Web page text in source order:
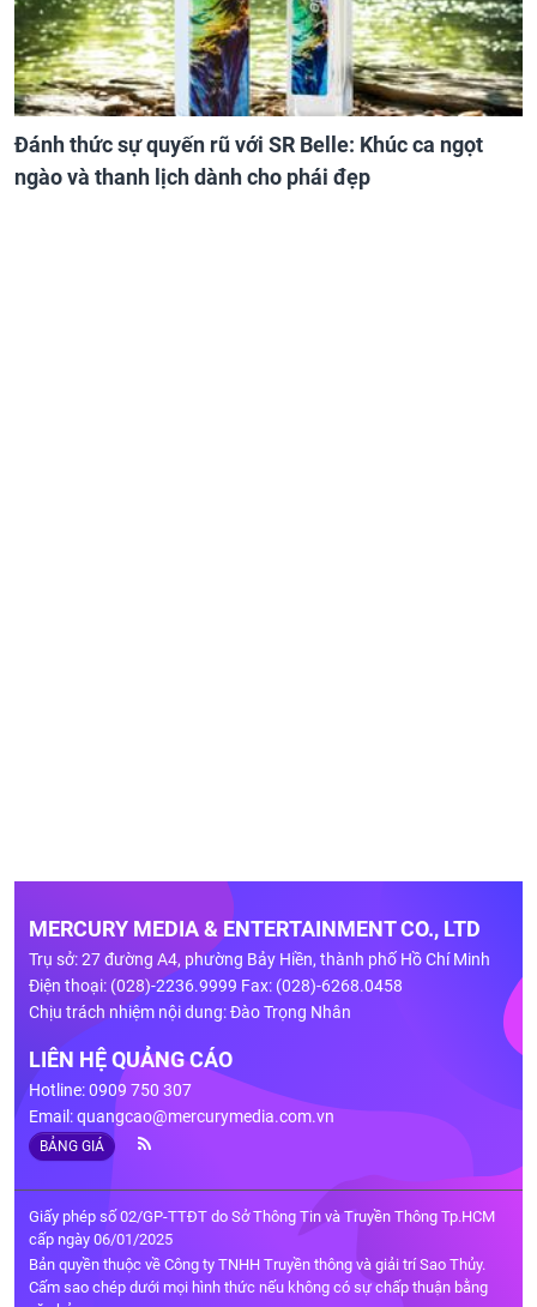
Đánh thức sự quyến rũ với SR Belle: Khúc ca ngọt
ngào và thanh lịch dành cho phái đẹp
MERCURY MEDIA & ENTERTAINMENT CO., LTD
Trụ sở: 27 đường A4, phường Bảy Hiền, thành phố Hồ Chí Minh
Điện thoại: (028)-2236.9999 Fax: (028)-6268.0458
Chịu trách nhiệm nội dung: Đào Trọng Nhân
LIÊN HỆ QUẢNG CÁO
Hotline: 0909 750 307
Email:quangcao@mercurymedia.com.vn
BẢNG GIÁ
Giấy phép số 02/GP-TTĐT do Sở Thông Tin và Truyền Thông Tp.HCM
cấp ngày 06/01/2025
Bản quyền thuộc về Công ty TNHH Truyền thông và giải trí Sao Thủy.
Cấm sao chép dưới mọi hình thức nếu không có sự chấp thuận bằng